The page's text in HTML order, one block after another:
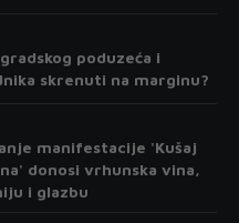
poduzeća i
skrenuti na marginu?
manifestacije 'Kušaj
donosi vrhunska vina,
i glazbu